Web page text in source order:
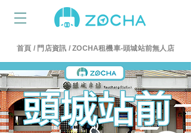
首頁 / 門店資訊 / ZOCHA租機車-頭城站前無人店